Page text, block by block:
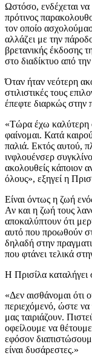
Ωστόσο, ενδέχεται
πρότινος
τον οποίο
αλλάζει με την
βρετανικής έκδοσης
στο διαδίκτυο από
Όταν ήταν νεότερη
στιλιστικές τους
έπεφτε διαρκώς στην
«Τώρα έχω καλύτερη
φαίνομαι. Κατά
παλιά. Εκτός αυτού,
ινφλουένσερ
ακολουθείς κάποιον
όλους», εξηγεί η
Είναι όντως η ζωή
Αν και η ζωή τους
αποκαλύπτουν ότι
αυτό που προωθούν
δηλαδή στην
που φτάνει τελικά
H Πρισίλα
«Δεν αισθάνομαι ότι
περιεχόμενό, ώστε να
μας ταιριάζουν.
οφείλουμε να
εφόσον
είναι δυσάρεστες.»